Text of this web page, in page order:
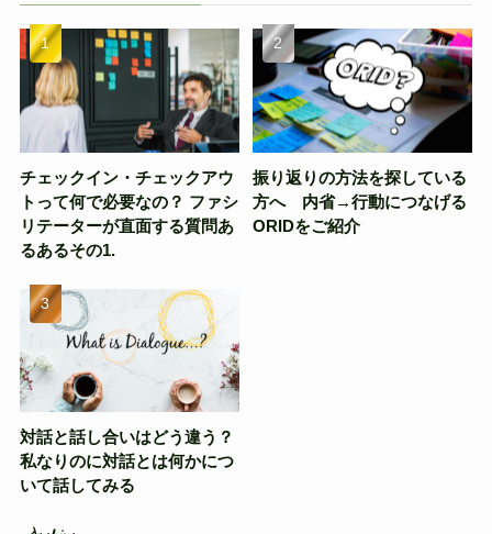
チェックイン・チェックアウ
トって何で必要なの？ ファシ
リテーターが直面する質問あ
るあるその1.
振り返りの方法を探している
方へ 内省→行動につなげる
ORIDをご紹介
対話と話し合いはどう違う？
私なりのに対話とは何かにつ
いて話してみる